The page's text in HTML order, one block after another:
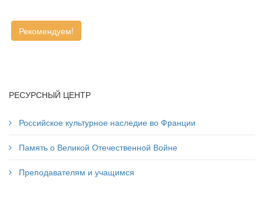
Рекомендуем!
РЕСУРСНЫЙ ЦЕНТР
Российское культурное наследие во Франции
Память о Великой Отечественной Войне
Преподавателям и учащимся